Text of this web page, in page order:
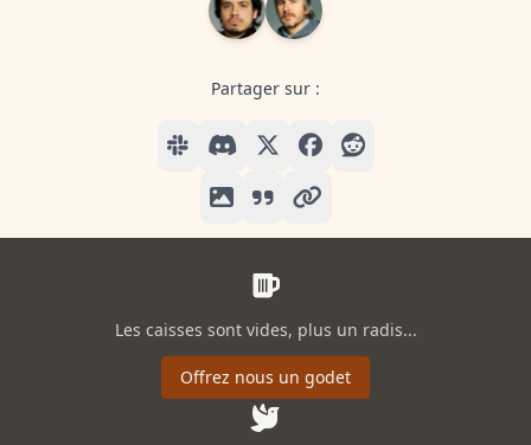
Partager sur :
Les caisses sont vides, plus un radis...
Offrez nous un godet